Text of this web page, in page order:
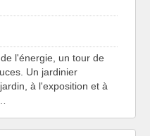
l'énergie, un tour de
Un jardinier
à l'exposition et à